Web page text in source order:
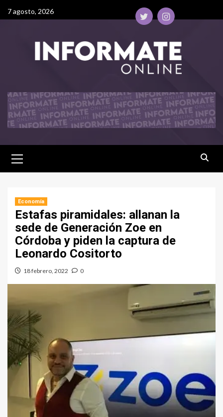
7 agosto, 2026
Economía
Estafas piramidales: allanan la
sede de Generación Zoe en
Córdoba y piden la captura de
Leonardo Cositorto
18 febrero, 2022 0